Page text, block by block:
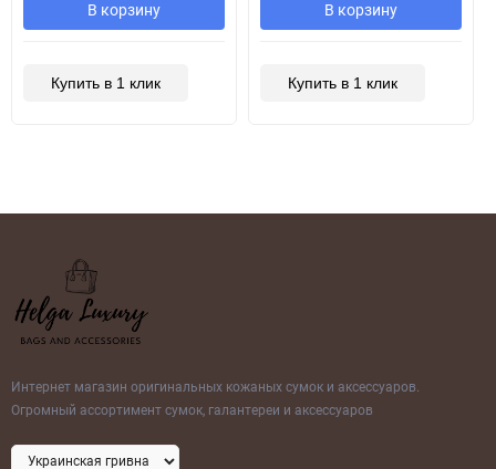
В корзину
Купить в 1 клик
В корзину
Купить в 1 клик
Интернет магазин оригинальных кожаных сумок и аксессуаров.
Огромный ассортимент сумок, галантереи и аксессуаров